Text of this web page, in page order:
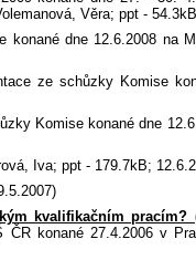
Věra; ppt -
dne 12.6.2008 na
ze schůzky Komise
Komise konané dne
Iva; ppt - 179.7kB;
kvalifikačním
konané 27.4.2006 v